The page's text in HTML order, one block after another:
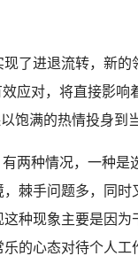
进退流转，新的
应对，将直接影
饱满的热情投身到
种情况，一种是
棘手问题多，同
种现象主要是因
的心态对待个人